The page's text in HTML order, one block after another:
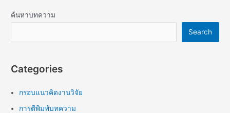
ค้นหาบทความ
Search
Categories
กรอบแนวคิดงานวิจัย
การตีพิมพ์บทความ